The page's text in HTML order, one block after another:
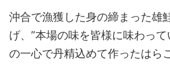
沖合で漁獲した身の締まった雄
げ、”本場の味を皆様に味わっ
の一心で丹精込めて作ったはら